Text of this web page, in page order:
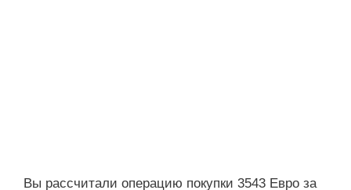
Вы рассчитали операцию покупки 3543 Евро за